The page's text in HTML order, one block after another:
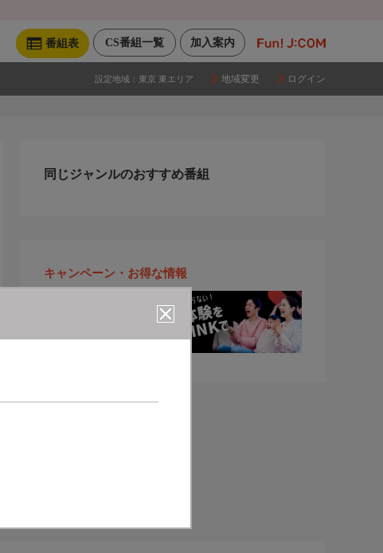
加入案内
CS番組一覧
番組表
設定地域： 東京 東エリア 地域変更 ログイン
同じジャンルのおすすめ番組
キャンペーン・お得な情報